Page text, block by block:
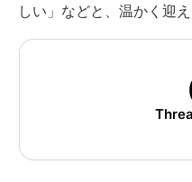
しい」などと、温かく迎え